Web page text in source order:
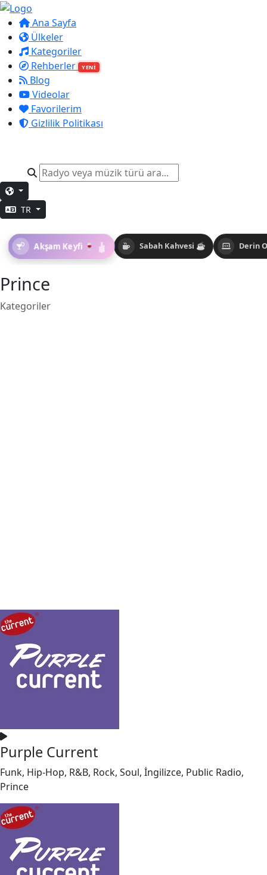
Ana Sayfa
Ülkeler
Kategoriler
Rehberler
YENİ
Blog
Videolar
Favorilerim
Gizlilik Politikası
TR
Sabah Kahvesi ☕ Derin
Akşam Keyfi 🍷
Prince
Kategoriler
Purple Current
Funk, Hip-Hop, R&B, Rock, Soul, İngilizce, Public Radio,
Prince